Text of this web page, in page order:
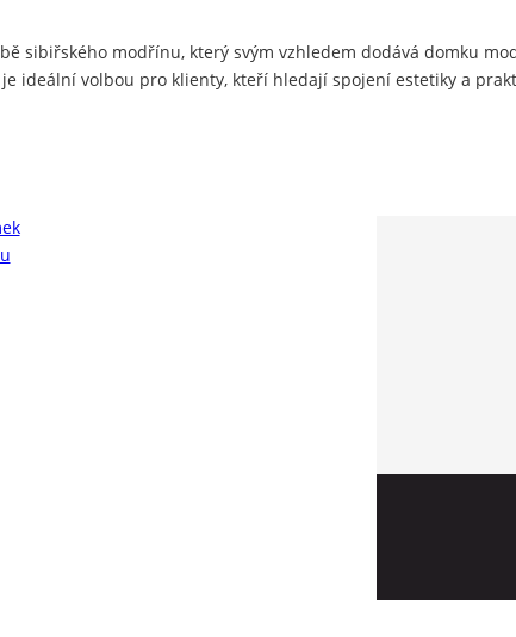
sibiřského modřínu, který svým vzhledem dodává domku
ideální volbou pro klienty, kteří hledají spojení estetiky a